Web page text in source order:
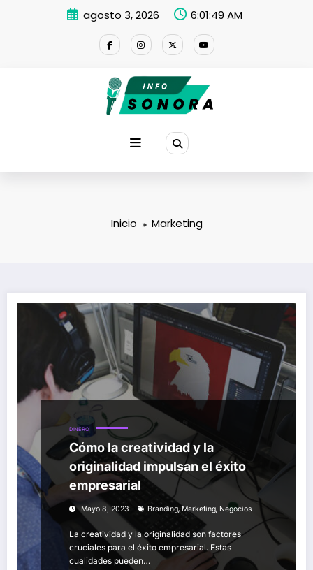
agosto 3, 2026 6:01:50 AM
Inicio Marketing
DINERO
Cómo la creatividad y la
originalidad impulsan el éxito
empresarial
Mayo 8, 2023 Branding,Marketing, Negocios
La creatividad y la originalidad son factores
cruciales para el éxito empresarial. Estas
cualidades pueden…